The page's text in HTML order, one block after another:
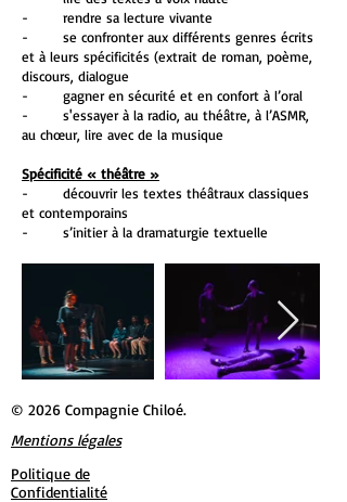
- rendre sa lecture vivante
- se confronter aux différents genres écrits
et à leurs spécificités (extrait de roman, poème,
discours, dialogue
- gagner en sécurité et en confort à l’oral
- s'essayer à la radio, au théâtre, à l’ASMR,
au chœur, lire avec de la musique
Spécificité « théâtre »
- découvrir les textes théâtraux classiques
et contemporains
- s’initier à la dramaturgie textuelle
© 2026 Compagnie Chiloé.
Mentions légales
Politique de
Confidentialité